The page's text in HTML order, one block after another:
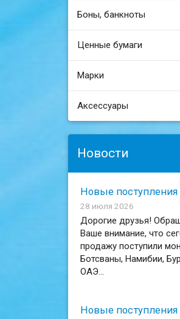
Боны, банкноты
Ценные бумаги
Марки
Аксессуары
Новости
Новые поступления
28 июля 2026
Дорогие друзья!
Ваше внимание, что
продажу поступили
Ботсваны, Намибии,
ОАЭ...
Новые поступления